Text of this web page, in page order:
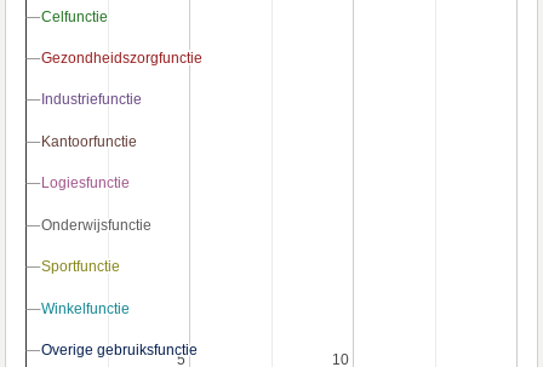
5
5 10
10
Celfunctie
Celfunctie
Gezondheidszorgfunctie
Gezondheidszorgfunctie
Industriefunctie
Industriefunctie
Kantoorfunctie
Kantoorfunctie
Logiesfunctie
Logiesfunctie
Onderwijsfunctie
Onderwijsfunctie
Sportfunctie
Sportfunctie
Winkelfunctie
Winkelfunctie
Overige gebruiksfunctie
Overige gebruiksfunctie